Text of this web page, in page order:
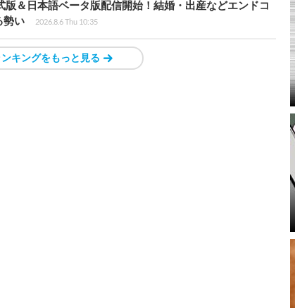
＆日本語ベータ版配信開始！結婚・出産などエンドコ
勢い
2026.8.6 Thu 10:35
キングをもっと見る